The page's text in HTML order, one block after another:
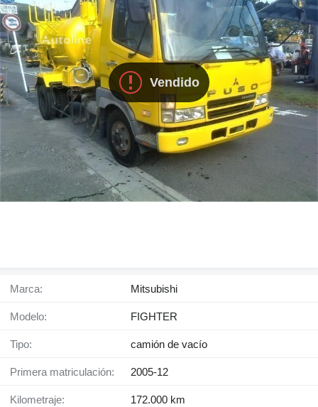
Vendido
Marca: Mitsubishi
Modelo: FIGHTER
Tipo: camión de vacío
Primera matriculación: 2005-12
Kilometraje: 172.000 km